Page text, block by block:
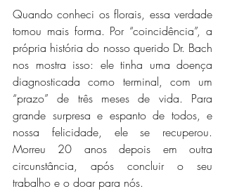
Quando conheci os florais, essa verdade
tomou mais forma. Por “coincidência”, a
própria história do nosso querido Dr. Bach
nos mostra isso: ele tinha uma doença
diagnosticada como terminal, com um
“prazo” de três meses de vida. Para
grande surpresa e espanto de todos, e
nossa felicidade, ele se recuperou.
Morreu 20 anos depois em outra
circunstância, após concluir o seu
trabalho e o doar para nós.